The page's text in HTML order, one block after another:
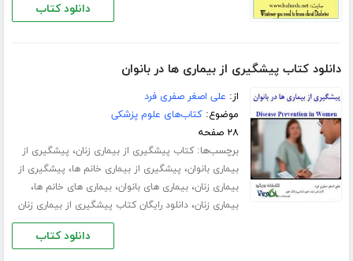
دانلود کتاب
دانلود کتاب پیشگیری از بیماری ها در بانوان
از: علی اصغر صفری فرد
موضوع:کتاب‌های علوم پزشکی
۲۸ صفحه
برچسب‌ها:کتاب پیشگیری از بیماری زنان، پیشگیری از
بیماری بانوان، پیشگیری از بیماری خانم ها، پیشگیری از
بیماری زنان،بیماری های بانوان،بیماری های خانم ها،
بیماری زنان،دانلود رایگان کتاب پیشگیری از بیماری زنان
دانلود کتاب